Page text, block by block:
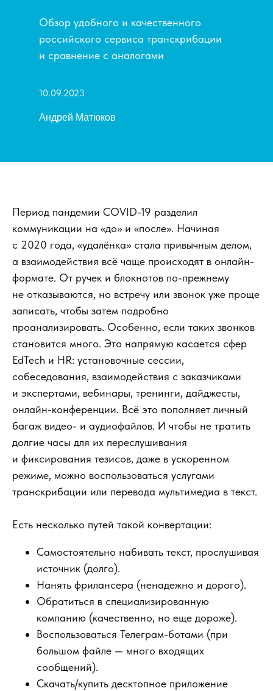
10.09.2023
Андрей Матюков
Обзор удобного и качественного
российского сервиса транскрибации
и сравнение с аналогами
Период пандемии COVID-19 разделил
коммуникации на «до» и «после». Начиная
с 2020 года, «удалёнка» стала привычным делом,
а взаимодействия всё чаще происходят в онлайн-
формате. От ручек и блокнотов по-прежнему
не отказываются, но встречу или звонок уже проще
записать, чтобы затем подробно
проанализировать. Особенно, если таких звонков
становится много. Это напрямую касается сфер
EdTech и HR: установочные сессии,
собеседования, взаимодействия с заказчиками
и экспертами, вебинары, тренинги, дайджесты,
онлайн-конференции. Всё это пополняет личный
багаж видео- и аудиофайлов. И чтобы не тратить
долгие часы для их переслушивания
и фиксирования тезисов, даже в ускоренном
режиме, можно воспользоваться услугами
транскрибации или перевода мультимедиа в текст.
Есть несколько путей такой конвертации:
Самостоятельно набивать текст, прослушивая
источник (долго).
Нанять фрилансера (ненадежно и дорого).
Обратиться в специализированную
компанию (качественно, но еще дороже).
Воспользоваться Телеграм-ботами (при
большом файле — много входящих
сообщений).
Скачать/купить десктопное приложение